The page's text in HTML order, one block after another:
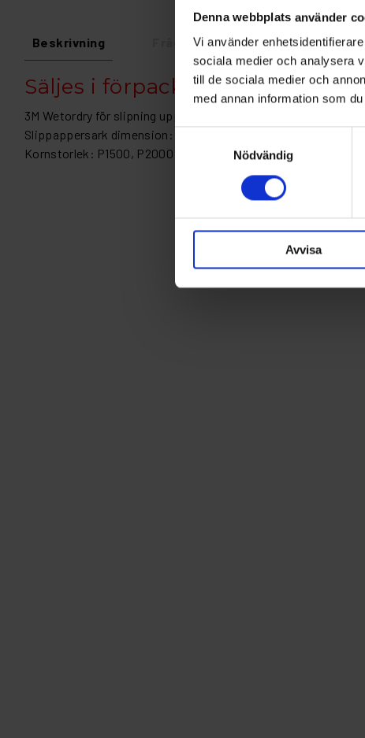
Denna webbplats använder
Vi använder
sociala medier och analysera
till de sociala medier och
med annan information som
Nödvändig
Avvisa
Beskrivning Fråga om produkt
Säljes i förpackning 50st
3M Wetordry för slipning uppdrag där en fin kornstorlek och
Slippappersark dimension: 140x230
Kornstorlek: P1500, P2000